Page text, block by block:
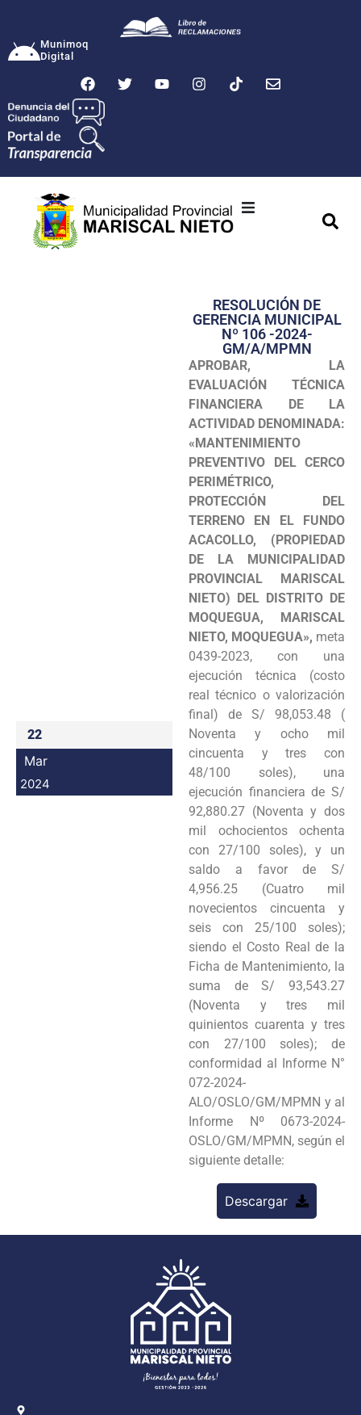
Munimoq
Digital
Transparencia
Seguridad
Programas
Intranet
22
Mar
2024
RESOLUCIÓN DE
GERENCIA MUNICIPAL
Nº 106 -2024-
GM/A/MPMN
APROBAR,
LA
EVALUACIÓN TÉCNICA
FINANCIERA DE LA
ACTIVIDAD DENOMINADA:
«MANTENIMIENTO
PREVENTIVO DEL CERCO
PERIMÉTRICO,
PROTECCIÓN DEL
TERRENO EN EL FUNDO
ACACOLLO, (PROPIEDAD
DE LA MUNICIPALIDAD
PROVINCIAL MARISCAL
NIETO) DEL DISTRITO DE
MOQUEGUA, MARISCAL
NIETO, MOQUEGUA», meta
0439-2023, con una
ejecución técnica (costo
real técnico o valorización
final) de S/ 98,053.48 (
Noventa y ocho mil
cincuenta y tres con
48/100 soles), una
ejecución financiera de S/
92,880.27 (Noventa y dos
mil ochocientos ochenta
con 27/100 soles), y un
saldo a favor de S/
4,956.25 (Cuatro mil
novecientos cincuenta y
seis con 25/100 soles);
siendo el Costo Real de la
Ficha de Mantenimiento, la
suma de S/ 93,543.27
(Noventa y tres mil
quinientos cuarenta y tres
con 27/100 soles); de
conformidad al Informe N°
072-2024-
ALO/OSLO/GM/MPMN y al
Informe Nº 0673-2024-
OSLO/GM/MPMN, según el
siguiente detalle:
Descargar